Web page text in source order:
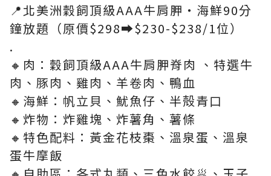
📍北美洲穀飼頂級AAA牛肩胛‧海鮮90分
鐘放題（原價$298➡️$230-$238/1位）
.
🔸肉：穀飼頂級AAA牛肩胛脊肉 、特選牛
肉、豚肉、雞肉、羊卷肉、鴨血
🔸海鮮：帆立貝、魷魚仔、半殻青口
🔸炸物：炸雞塊、炸薯角、薯條
🔸特色配料：黃金花枝棗、溫泉蛋、溫泉
蛋牛摩飯